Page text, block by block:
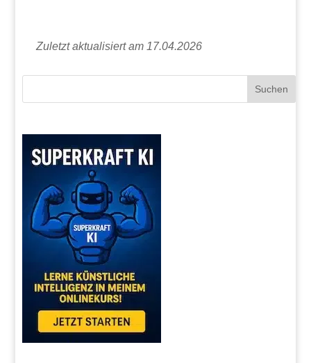
Zuletzt aktualisiert am 17.04.2026